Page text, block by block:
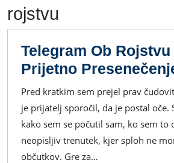
rojstvu
Telegram Ob Rojstvu
Prijetno
Pred kratkim sem prejel prav čudovit trenutek, ko mi
je prijatelj sporočil, da je postal oče.
kako sem se počutil sam, ko sem to
neopisljiv trenutek, kjer sploh ne
občutkov. Gre za…